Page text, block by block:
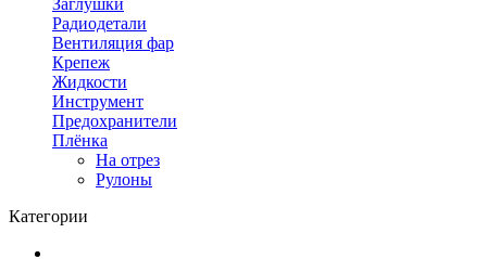
Заглушки
Радиодетали
Вентиляция фар
Крепеж
Жидкости
Инструмент
Предохранители
Плёнка
На отрез
Рулоны
Категории